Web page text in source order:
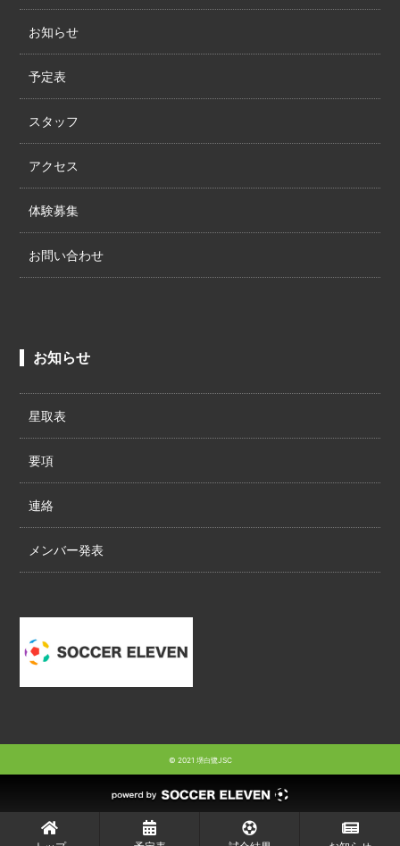
お知らせ
予定表
スタッフ
アクセス
体験募集
お問い合わせ
お知らせ
星取表
要項
連絡
メンバー発表
© 2021 堺白鷺JSC